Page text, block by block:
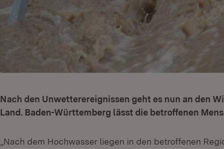
Nach den Unwetterereignissen geht es nun an den
Land. Baden-Württemberg lässt die betroffenen
„Nach dem Hochwasser liegen in den betroffenen